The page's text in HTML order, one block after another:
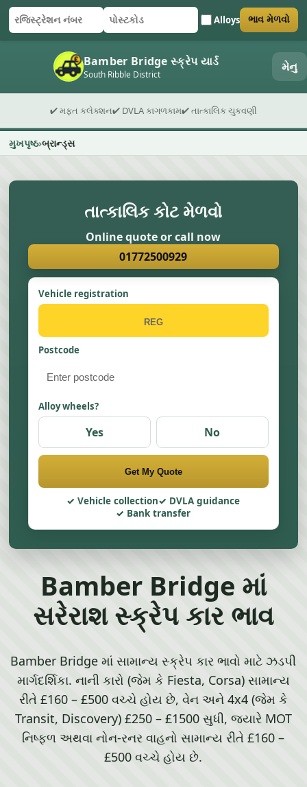
રજિસ્ટ્રેશન નંબર
પોસ્ટકોડ Alloys
ફોર્મ સબમિટ કરો ભાવ મેળવો
Bamber Bridge સ્ક્રેપ યાર્ડ
South Ribble District મેનુ
✔ મફત કલેક્શન✔ DVLA કાગળકામ✔ તાત્કાલિક ચુકવણી
મુખપૃષ્ઠ બ્રાન્ડ્સ
તાત્કાલિક કોટ મેળવો
Online quote or call now
01772500929
Vehicle registration
Postcode
Alloy wheels?
Yes No
Get My Quote
Vehicle collection
DVLA guidance
Bank transfer
Bamber Bridge માં
સરેરાશ સ્ક્રેપ કાર ભાવ
Bamber Bridge માં સામાન્ય સ્ક્રેપ કાર ભાવો માટે ઝડપી
માર્ગદર્શિકા. નાની કારો (જેમ કે Fiesta, Corsa) સામાન્ય
રીતે £160 – £500 વચ્ચે હોય છે, વેન અને 4x4 (જેમ કે
Transit, Discovery) £250 – £1500 સુધી, જ્યારે MOT
નિષ્ફળ અથવા નોન-રનર વાહનો સામાન્ય રીતે £160 –
£500 વચ્ચે હોય છે.